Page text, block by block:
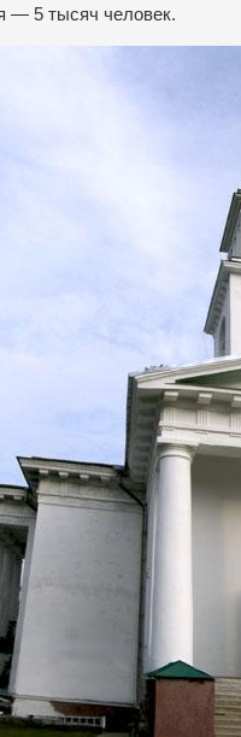
— 5 тысяч человек.